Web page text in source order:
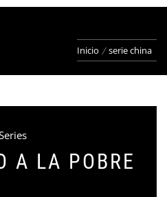
Inicio serie china
A LA POBRE